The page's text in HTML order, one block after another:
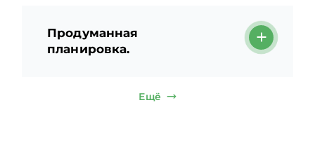
Продуманная
планировка.
Ещё